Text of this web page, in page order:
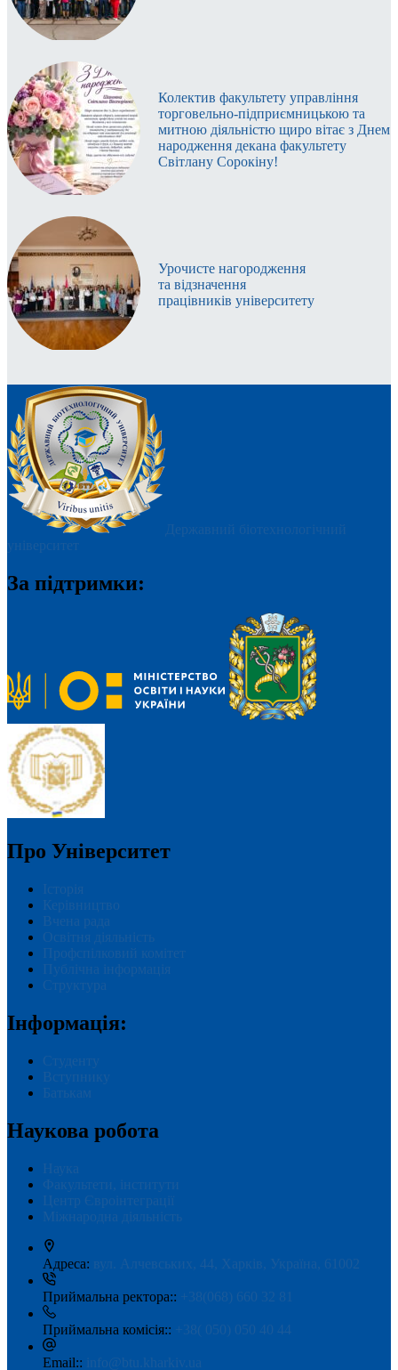
Колектив факультету управління
торговельно-підприємницькою та
митною діяльністю щиро вітає з Днем
народження декана факультету
Світлану Сорокіну!
Урочисте нагородження
та відзначення
працівників університету
Державний біотехнологічний
університет
За підтримки:
Про Університет
Історія
Керівництво
Вчена рада
Освітня діяльність
Профспілковий комітет
Публічна інформація
Структура
Інформація:
Студенту
Вступнику
Батькам
Наукова робота
Наука
Факультети, інститути
Центр Євроінтеграції
Міжнародна діяльність
Адреса: вул. Алчевських, 44, Харків, Україна, 61002
Приймальна ректора:: +38(068) 660 32 81
Приймальна комісія:: +38( 050) 050 40 44
Email:: info@btu.kharkiv.ua